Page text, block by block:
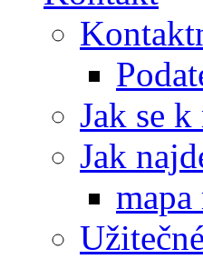
Jak se k
Jak